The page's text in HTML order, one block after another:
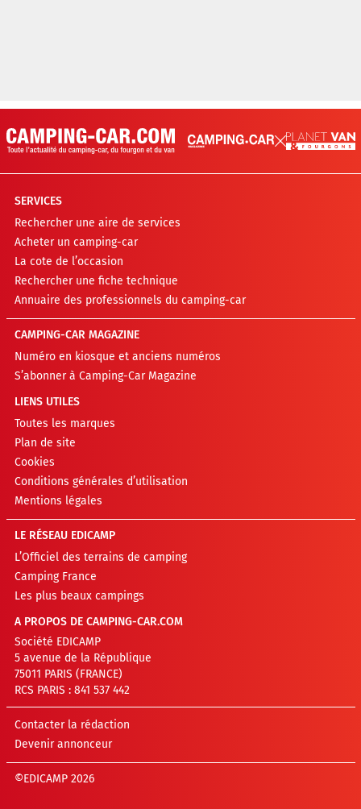
SERVICES
Rechercher une aire de services
Acheter un camping-car
La cote de l’occasion
Rechercher une fiche technique
Annuaire des professionnels du camping-car
CAMPING-CAR MAGAZINE
Numéro en kiosque et anciens numéros
S’abonner à Camping-Car Magazine
LIENS UTILES
Toutes les marques
Plan de site
Cookies
Conditions générales d’utilisation
Mentions légales
LE RÉSEAU EDICAMP
L’Officiel des terrains de camping
Camping France
Les plus beaux campings
A PROPOS DE CAMPING-CAR.COM
Société EDICAMP
5 avenue de la République
75011 PARIS (FRANCE)
RCS PARIS : 841 537 442
Contacter la rédaction
Devenir annonceur
©EDICAMP 2026